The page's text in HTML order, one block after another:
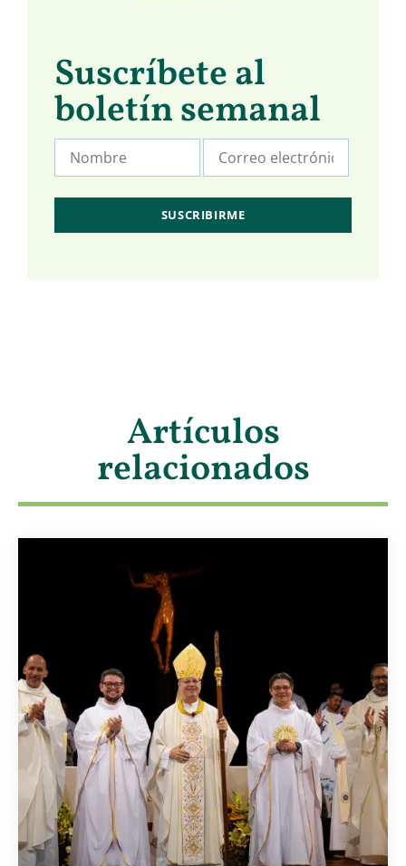
Suscríbete al
boletín semanal
Artículos
relacionados